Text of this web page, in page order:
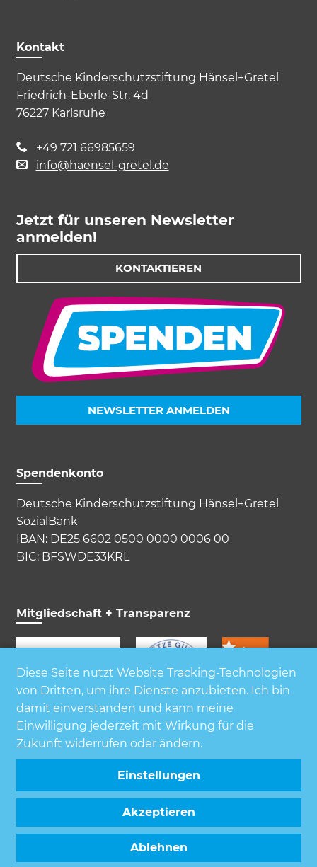
Kontakt
Deutsche Kinderschutzstiftung Hänsel+Gretel
Friedrich-Eberle-Str. 4d
76227 Karlsruhe
+49 721 66985659
info@haensel-gretel.de
Jetzt für unseren Newsletter
anmelden!
KONTAKTIEREN
NEWSLETTER ANMELDEN
Spendenkonto
Deutsche Kinderschutzstiftung Hänsel+Gretel
SozialBank
IBAN: DE25 6602 0500 0000 0006 00
BIC: BFSWDE33KRL
Mitgliedschaft + Transparenz
Diese Seite nutzt Website Tracking-Technologien
von Dritten, um ihre Dienste anzubieten. Ich bin
damit einverstanden und kann meine
Einwilligung jederzeit mit Wirkung für die
Zukunft widerrufen oder ändern.
Einstellungen
Akzeptieren
Ablehnen